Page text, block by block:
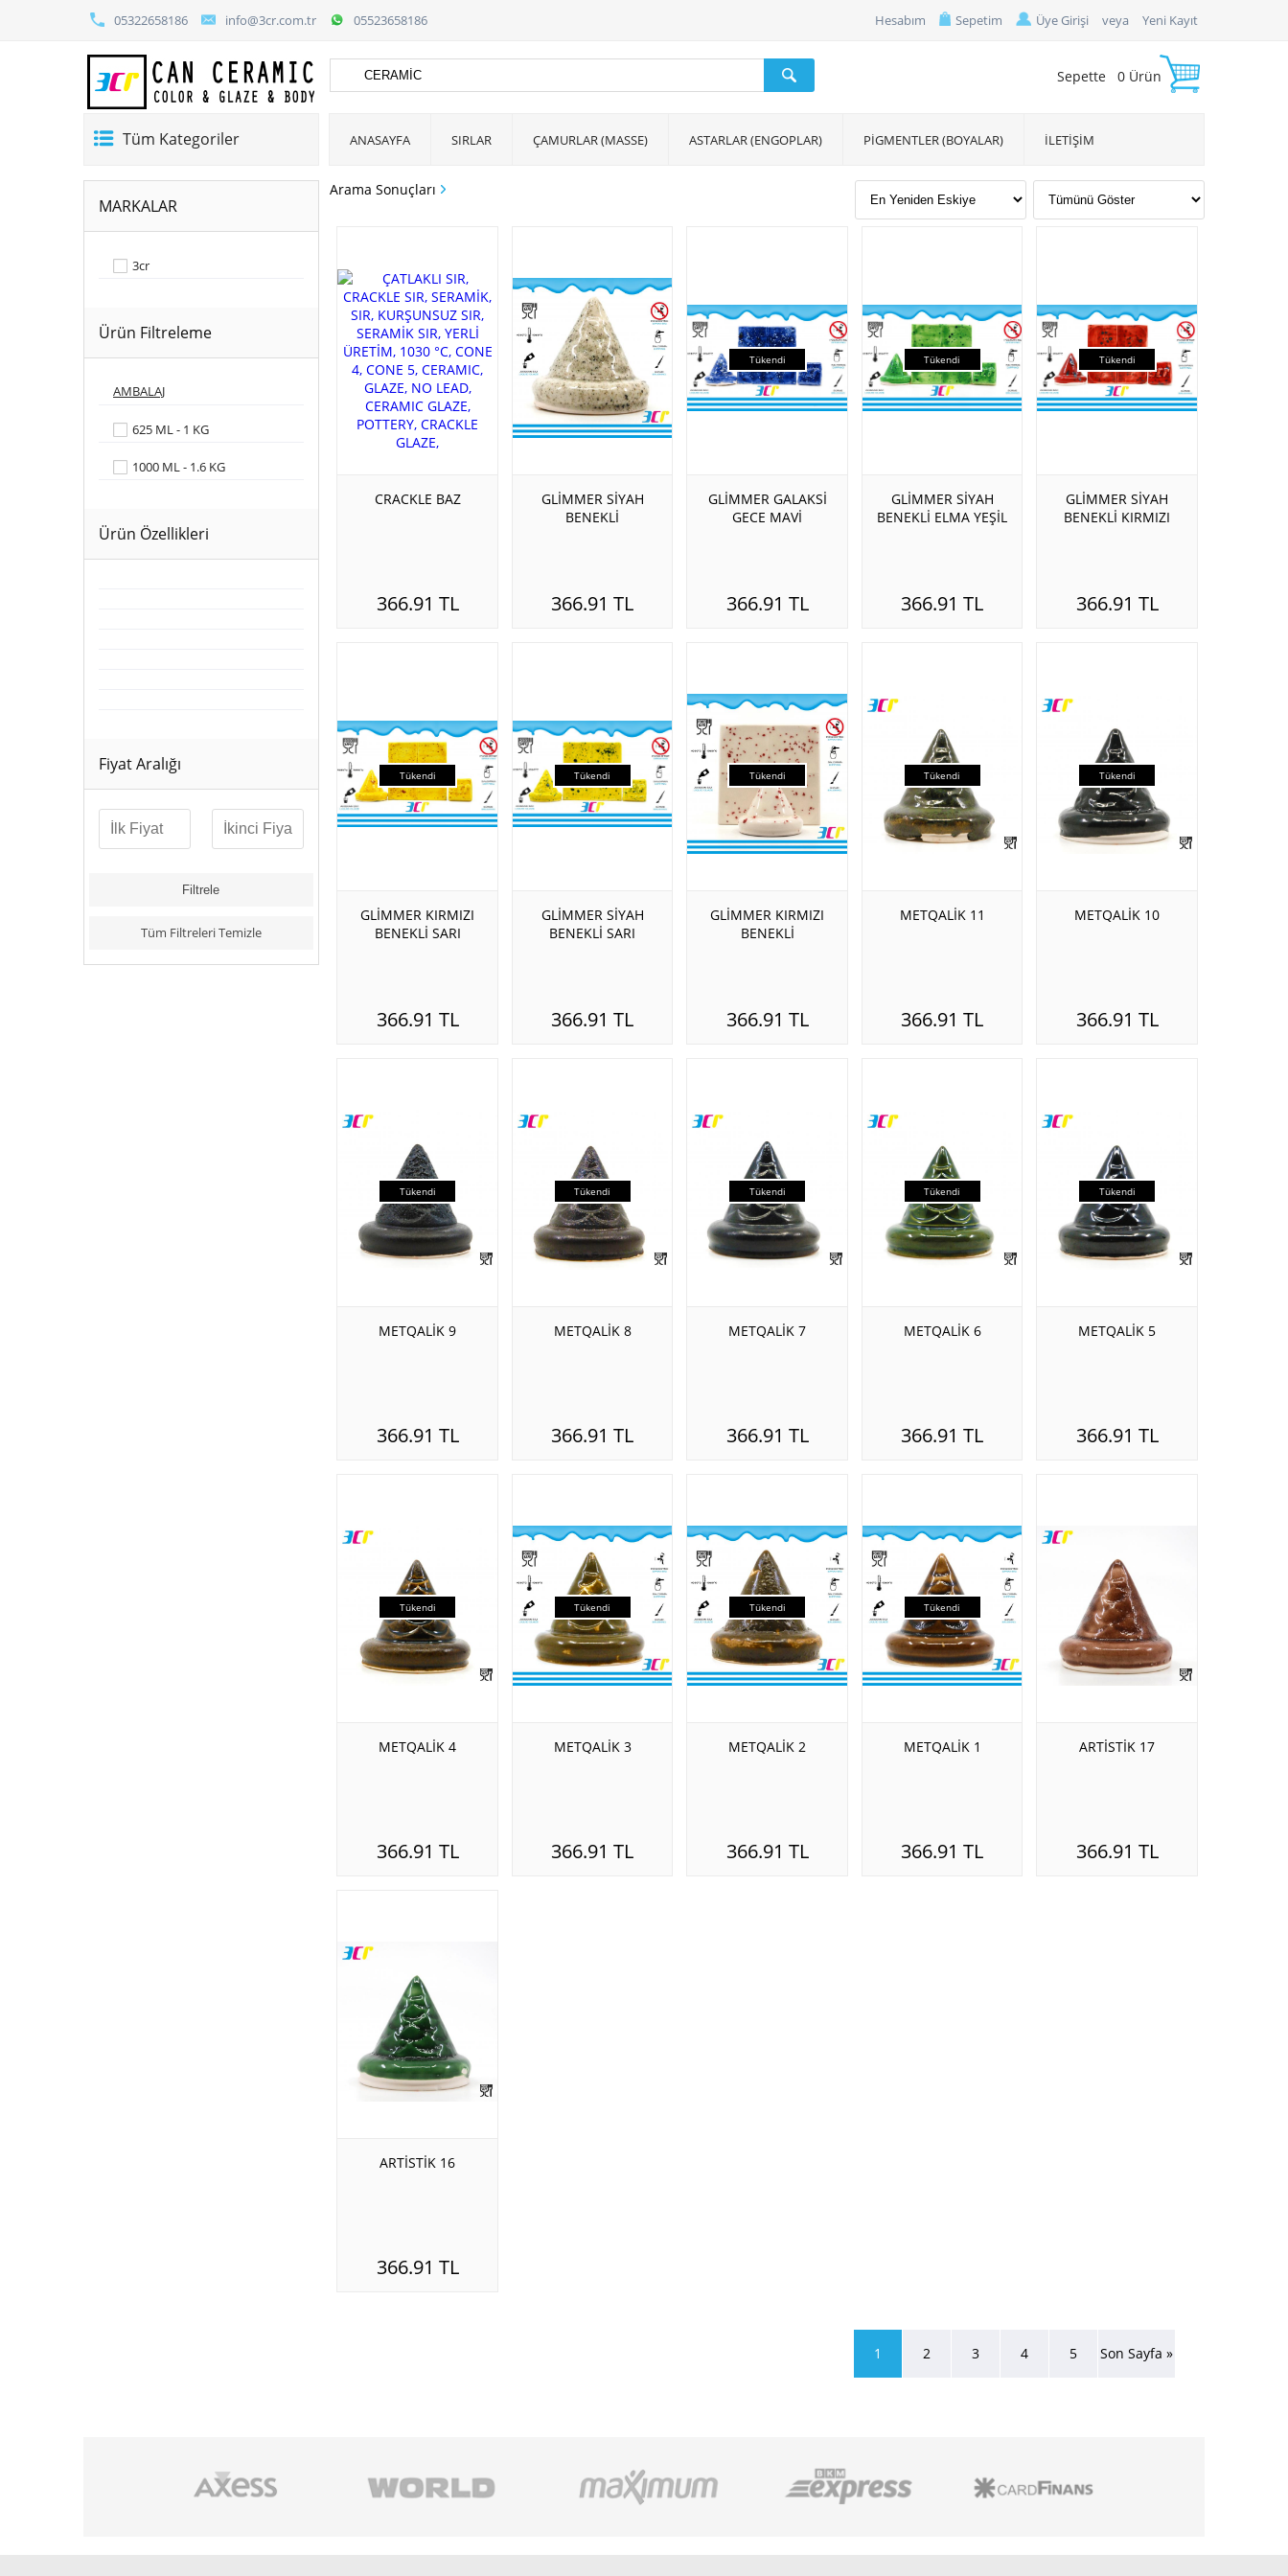
Yeni Kayıt
veya
Üye Girişi
Sepetim
Hesabım
05322658186 info@3cr.com.tr 05523658186
Sepette 0 Ürün
Tüm Kategoriler ANASAYFA SIRLAR ÇAMURLAR (MASSE) ASTARLAR (ENGOPLAR) PİGMENTLER (BOYALAR) İLETİŞİM
MARKALAR
3cr
Ürün Filtreleme
AMBALAJ
625 ML - 1 KG
1000 ML - 1.6 KG
Ürün Özellikleri
Fiyat Aralığı
Tüm Filtreleri Temizle
Arama Sonuçları
CRACKLE BAZ
366.91 TL
GLİMMER SİYAH
BENEKLİ
366.91 TL
Tükendi
GLİMMER GALAKSİ
GECE MAVİ
366.91 TL
Tükendi
GLİMMER SİYAH
BENEKLİ ELMA YEŞİL
366.91 TL
Tükendi
GLİMMER SİYAH
BENEKLİ KIRMIZI
366.91 TL
Tükendi
GLİMMER KIRMIZI
BENEKLİ SARI
366.91 TL
Tükendi
GLİMMER SİYAH
BENEKLİ SARI
366.91 TL
Tükendi
GLİMMER KIRMIZI
BENEKLİ
366.91 TL
Tükendi
METQALİK 11
366.91 TL
Tükendi
METQALİK 10
366.91 TL
Tükendi
METQALİK 9
366.91 TL
Tükendi
METQALİK 8
366.91 TL
Tükendi
METQALİK 7
366.91 TL
Tükendi
METQALİK 6
366.91 TL
Tükendi
METQALİK 5
366.91 TL
Tükendi
METQALİK 4
366.91 TL
Tükendi
METQALİK 3
366.91 TL
Tükendi
METQALİK 2
366.91 TL
Tükendi
METQALİK 1
366.91 TL
ARTİSTİK 17
366.91 TL
ARTİSTİK 16
366.91 TL
1 2 3 4 5 Son Sayfa »